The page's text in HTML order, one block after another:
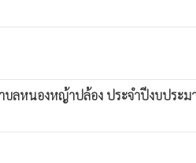
บลหนองหญ้าปล้อง ประจำปีงบประ